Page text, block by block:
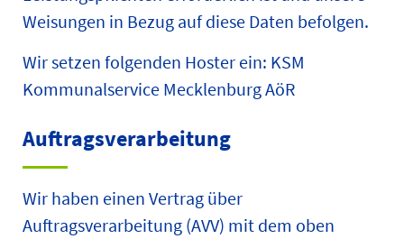
Weisungen in Bezug auf diese Daten befolgen.
Wir setzen folgenden Hoster ein: KSM
Kommunalservice Mecklenburg AöR
Auftragsverarbeitung
Wir haben einen Vertrag über
Auftragsverarbeitung (AVV) mit dem oben